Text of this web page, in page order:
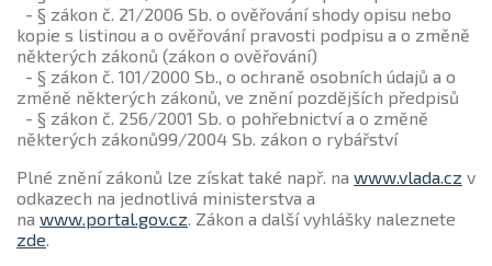
- § zákon č. 21/2006 Sb. o ověřování shody opisu nebo
kopie s listinou a o ověřování pravosti podpisu a o změně
některých zákonů (zákon o ověřování)
- § zákon č. 101/2000 Sb., o ochraně osobních údajů a o
změně některých zákonů, ve znění pozdějších předpisů
- § zákon č. 256/2001 Sb. o pohřebnictví a o změně
některých zákonů99/2004 Sb. zákon o rybářství
Plné znění zákonů lze získat také např. na www.vlada.cz v
odkazech na jednotlivá ministerstva a
na www.portal.gov.cz. Zákon a další vyhlášky naleznete
zde.